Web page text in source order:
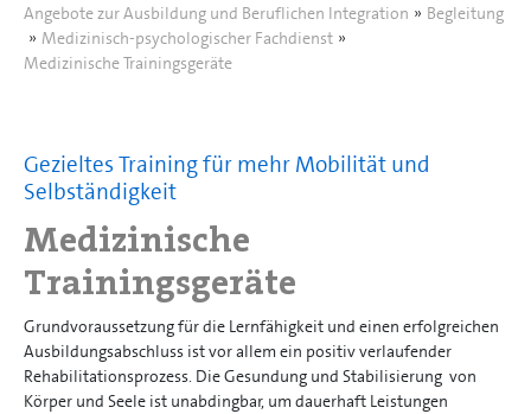
Angebote zur Ausbildung und Beruflichen Integration » Begleitung
» Medizinisch-psychologischer Fachdienst »
Medizinische Trainingsgeräte
Gezieltes Training für mehr Mobilität und
Selbständigkeit
Medizinische
Trainingsgeräte
Grundvoraussetzung für die Lernfähigkeit und einen erfolgreichen
Ausbildungsabschluss ist vor allem ein positiv verlaufender
Rehabilitationsprozess. Die Gesundung und Stabilisierung von
Körper und Seele ist unabdingbar, um dauerhaft Leistungen